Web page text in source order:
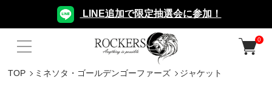
LINE追加で限定抽選会に参加！
0
TOP ミネソタ・ゴールデンゴーファーズ ジャケット